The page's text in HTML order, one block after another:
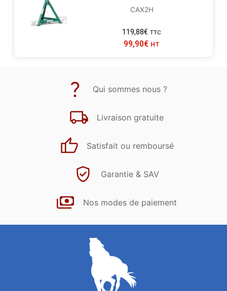
CAX2H
119,88€ TTC
99,90€ HT
Qui sommes nous ?
Livraison gratuite
Satisfait ou remboursé
Garantie & SAV
Nos modes de paiement